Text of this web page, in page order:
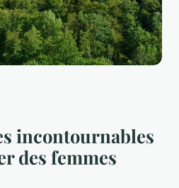
incontournables
des femmes